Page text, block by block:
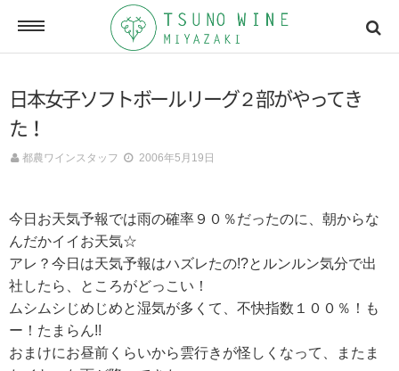
ONLINE SHOP
オンラインショッピング
ACCESSMAP
アクセスマップ
CONTACT
日本女子ソフトボールリーグ２部がやってき
た！
都農ワインスタッフ 2006年5月19日
今日お天気予報では雨の確率９０％だったのに、朝からな
んだかイイお天気☆
アレ？今日は天気予報はハズレたの!?とルンルン気分で出
社したら、ところがどっこい！
ムシムシじめじめと湿気が多くて、不快指数１００％！も
ー！たまらん!!
おまけにお昼前くらいから雲行きが怪しくなって、またま